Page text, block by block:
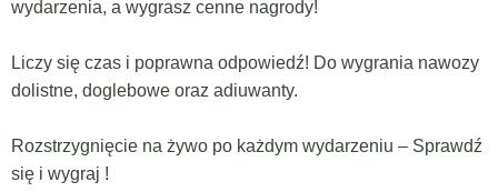
wydarzenia, a wygrasz cenne nagrody!
Liczy się czas i poprawna odpowiedź! Do wygrania nawozy
dolistne, doglebowe oraz adiuwanty.
Rozstrzygnięcie na żywo po każdym wydarzeniu – Sprawdź
się i wygraj !